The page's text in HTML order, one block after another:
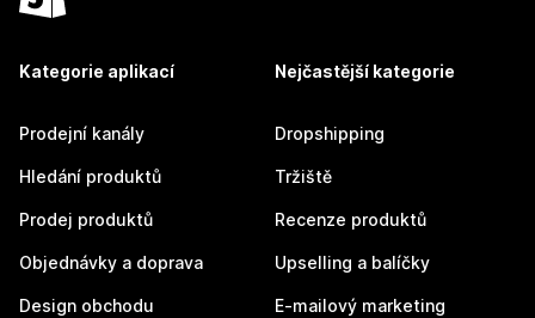
Kategorie aplikací
Prodejní kanály
Hledání produktů
Prodej produktů
Objednávky a doprava
Design obchodu
Nejčastější kategorie
Dropshipping
Tržiště
Recenze produktů
Upselling a balíčky
E-mailový marketing